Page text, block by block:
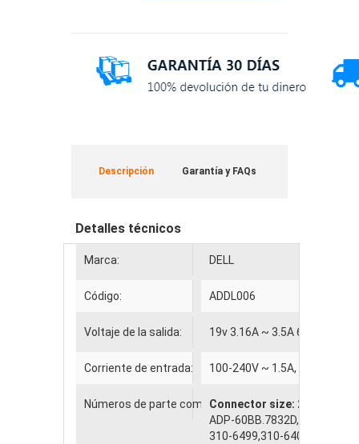
Descripción Garantía y FAQs
Detalles técnicos
Marca: DELL
Código: ADDL006
Voltaje de la salida: 19v 3.16A ~ 3.5A 65W MAX
Corriente de entrada: 100-240V ~ 1.5A, 50 - 60Hz
Números de parte compatiblesConnector size: 2.5*5.5 mm
ADP-60BB.7832D,PA-16,310-
310-6499,310-6405,ADP-